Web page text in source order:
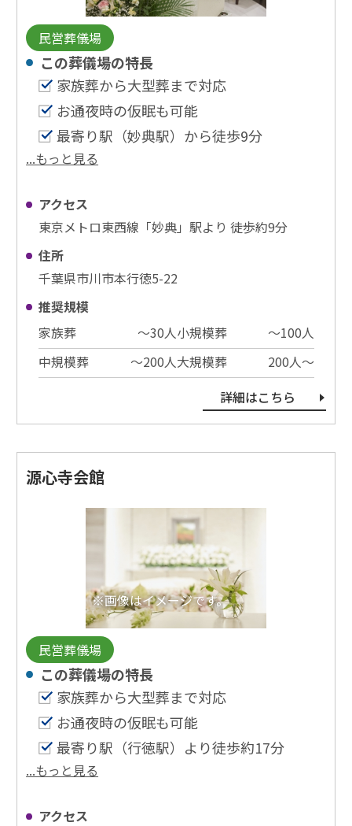
民営葬儀場
この葬儀場の特⻑
家族葬から大型葬まで対応
お通夜時の仮眠も可能
最寄り駅（妙典駅）から徒歩9分
...もっと見る
アクセス
東京メトロ東西線「妙典」駅より 徒歩約9分
住所
千葉県市川市本行徳5-22
推奨規模
家族葬
〜30⼈小規模葬
〜100⼈
中規模葬
〜200⼈大規模葬
200⼈〜
詳細はこちら
源心寺会館
※画像はイメージです。
民営葬儀場
この葬儀場の特⻑
家族葬から大型葬まで対応
お通夜時の仮眠も可能
最寄り駅（行徳駅）より徒歩約17分
...もっと見る
アクセス